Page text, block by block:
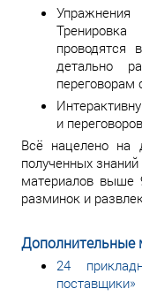
проводятся
детально
и
Всё нацелено на
полученных
материалов выше
разминок и
Дополнительные
24
поставщики»